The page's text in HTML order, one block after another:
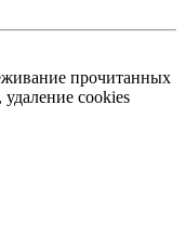
прочитанных
cookies